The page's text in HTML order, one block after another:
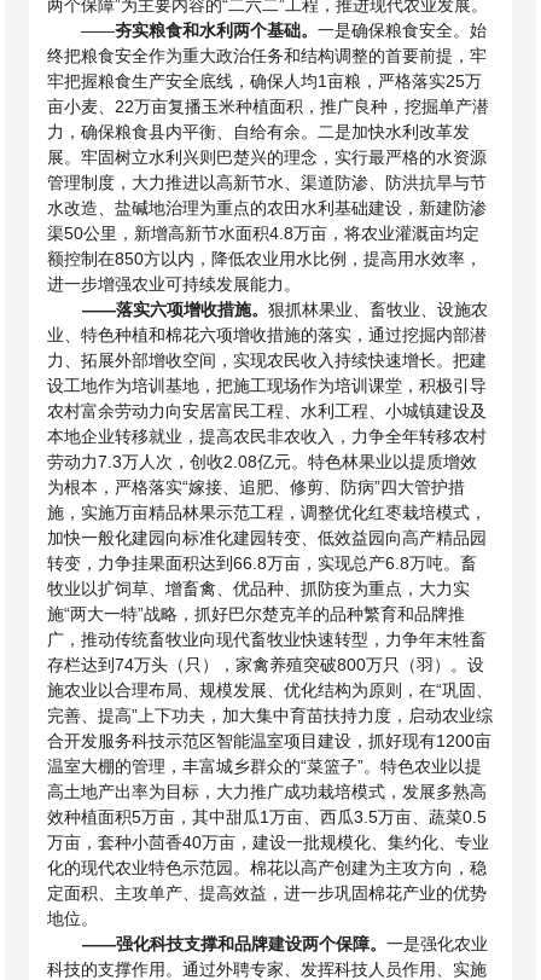
两个保障”为主要内容的“二六二”工程，推进现代农业发展。
——夯实粮食和水利两个基础。一是确保粮食安全。始
终把粮食安全作为重大政治任务和结构调整的首要前提，牢
牢把握粮食生产安全底线，确保人均1亩粮，严格落实25万
亩小麦、22万亩复播玉米种植面积，推广良种，挖掘单产潜
力，确保粮食县内平衡、自给有余。二是加快水利改革发
展。牢固树立水利兴则巴楚兴的理念，实行最严格的水资源
管理制度，大力推进以高新节水、渠道防渗、防洪抗旱与节
水改造、盐碱地治理为重点的农田水利基础建设，新建防渗
渠50公里，新增高新节水面积4.8万亩，将农业灌溉亩均定
额控制在850方以内，降低农业用水比例，提高用水效率，
进一步增强农业可持续发展能力。
——落实六项增收措施。 狠抓林果业、畜牧业、设施农
业、特色种植和棉花六项增收措施的落实，通过挖掘内部潜
力、拓展外部增收空间，实现农民收入持续快速增长。把建
设工地作为培训基地，把施工现场作为培训课堂，积极引导
农村富余劳动力向安居富民工程、水利工程、小城镇建设及
本地企业转移就业，提高农民非农收入，力争全年转移农村
劳动力7.3万人次，创收2.08亿元。特色林果业以提质增效
为根本，严格落实“嫁接、追肥、修剪、防病”四大管护措
施，实施万亩精品林果示范工程，调整优化红枣栽培模式，
加快一般化建园向标准化建园转变、低效益园向高产精品园
转变，力争挂果面积达到66.8万亩，实现总产6.8万吨。畜
牧业以扩饲草、增畜禽、优品种、抓防疫为重点，大力实
施“两大一特”战略，抓好巴尔楚克羊的品种繁育和品牌推
广，推动传统畜牧业向现代畜牧业快速转型，力争年末牲畜
存栏达到74万头（只），家禽养殖突破800万只（羽）。设
施农业以合理布局、规模发展、优化结构为原则，在“巩固、
完善、提高”上下功夫，加大集中育苗扶持力度，启动农业综
合开发服务科技示范区智能温室项目建设，抓好现有1200亩
温室大棚的管理，丰富城乡群众的“菜篮子”。特色农业以提
高土地产出率为目标，大力推广成功栽培模式，发展多熟高
效种植面积5万亩，其中甜瓜1万亩、西瓜3.5万亩、蔬菜0.5
万亩，套种小茴香40万亩，建设一批规模化、集约化、专业
化的现代农业特色示范园。棉花以高产创建为主攻方向，稳
定面积、主攻单产、提高效益，进一步巩固棉花产业的优势
地位。
——强化科技支撑和品牌建设两个保障。 一是强化农业
科技的支撑作用。通过外聘专家、发挥科技人员作用、实施